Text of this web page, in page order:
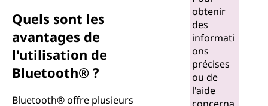
Quels sont les
avantages de
l'utilisation de
Bluetooth® ?
Bluetooth® offre plusieurs
obtenir
des
informati
ons
précises
ou de
l'aide